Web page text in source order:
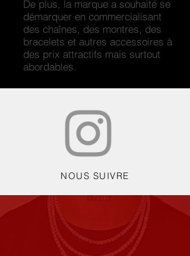
De plus, la marque a souhaité se
démarquer en commercialisant
des chaînes, des montres, des
bracelets et autres accessoires à
des prix attractifs mais surtout
abordables.
NOUS SUIVRE